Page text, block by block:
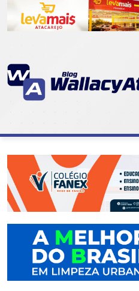
07
DE
ABASTECIMENTO
AÇÃO
SOCIAL
ADMINISTRAÇÃO
AGOSTO